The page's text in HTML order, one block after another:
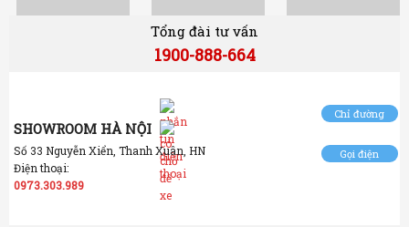
Tổng đài tư vấn
1900-888-664
SHOWROOM HÀ NỘI
Số 33 Nguyễn Xiển, Thanh Xuân, HN
Điện thoại:
0973.303.989
Chỉ đường
Gọi điện